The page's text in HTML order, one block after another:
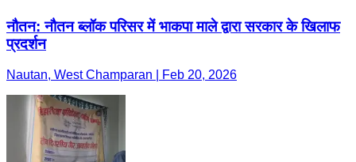
नौतन: नौतन ब्लॉक परिसर में भाकपा माले द्वारा सरकार के खिलाफ
प्रदर्शन
Nautan, West Champaran | Feb 20, 2026